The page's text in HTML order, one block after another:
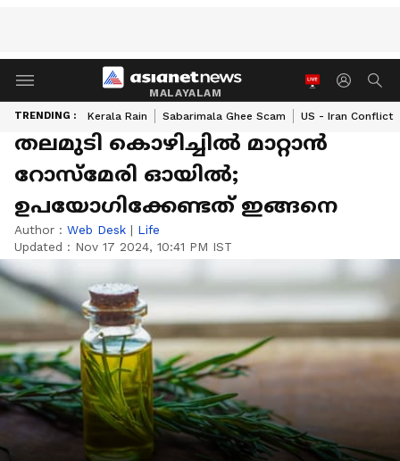
MALAYALAM
TRENDING : Kerala Rain Sabarimala Ghee Scam US - Iran Conflict
തലമുടി കൊഴിച്ചിൽ മാറ്റാന്‍
റോസ്‌മേരി ഓയില്‍;
ഉപയോഗിക്കേണ്ടത് ഇങ്ങനെ
Author : Web Desk | Life
Updated : Nov 17 2024, 10:41 PM IST